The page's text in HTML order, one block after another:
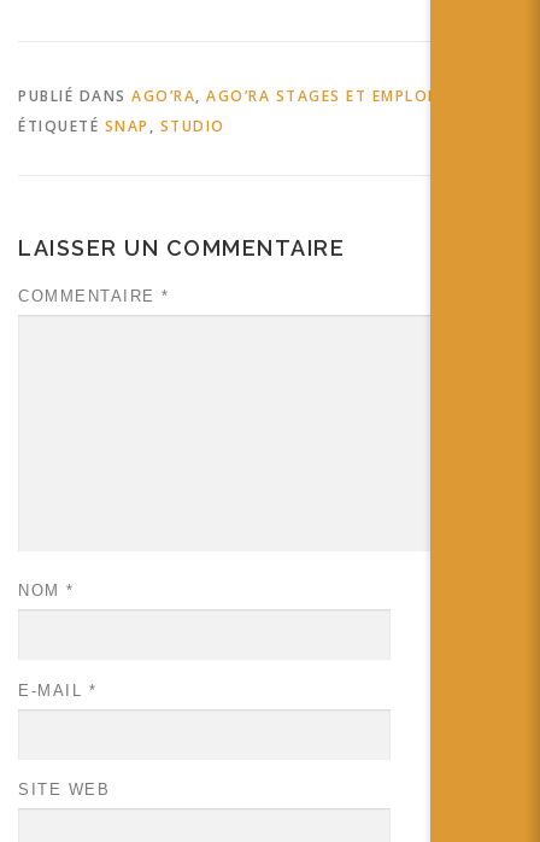
PUBLIÉ DANS AGO’RA, AGO’RA STAGES ET EMPLOIS
ÉTIQUETÉ SNAP , STUDIO
LAISSER UN COMMENTAIRE
COMMENTAIRE *
NOM *
E-MAIL *
SITE WEB